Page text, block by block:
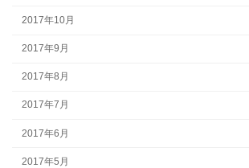
2017年10月
2017年9月
2017年8月
2017年7月
2017年6月
2017年5月